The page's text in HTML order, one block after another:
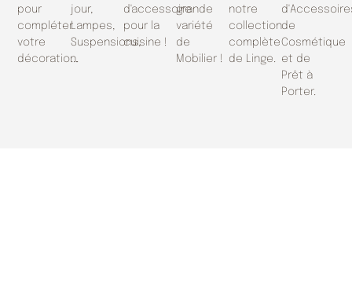
pour
compléter
votre
décoration.
jour,
Lampes,
Suspensions,
...
d'accessoire
pour la
cuisine !
grande
variété
de
Mobilier !
notre
collection
complète
de Linge.
de
Cosmétique
et de
Prêt à
Porter.